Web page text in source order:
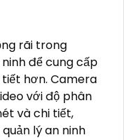
rãi trong
để cung cấp
hơn. Camera
với độ phân
và chi tiết,
lý an ninh